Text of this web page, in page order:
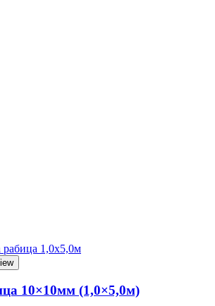
10×10мм (1,0×5,0м)